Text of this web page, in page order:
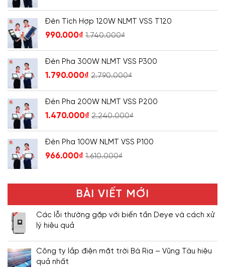
Đèn Tích Hợp 120W NLMT VSS T120
990.000₫ 1.740.000₫
Đèn Pha 300W NLMT VSS P300
1.790.000₫ 2.790.000₫
Đèn Pha 200W NLMT VSS P200
1.470.000₫ 2.240.000₫
Đèn Pha 100W NLMT VSS P100
966.000₫ 1.610.000₫
BÀI VIẾT MỚI
Các lỗi thường gặp với biến tần Deye và cách xử
lý hiệu quả
Công ty lắp điện mặt trời Bà Rịa – Vũng Tàu hiệu
quả nhất